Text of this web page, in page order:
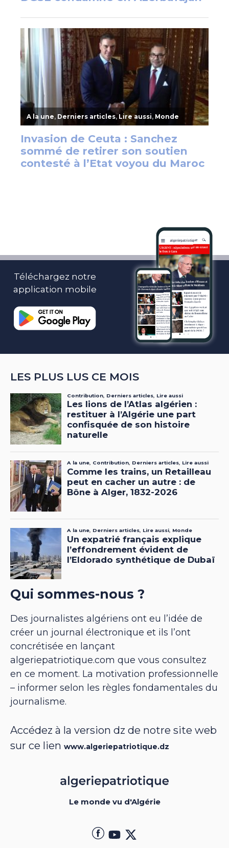
Téléchargez notre
application mobile
LES PLUS LUS CE MOIS
Qui sommes-nous ?
Des journalistes algériens ont eu l’idée de
créer un journal électronique et ils l’ont
concrétisée en lançant
algeriepatriotique.com que vous consultez
en ce moment. La motivation professionnelle
– informer selon les règles fondamentales du
journalisme.
Accédez à la version dz de notre site web
sur ce lien www.algeriepatriotique.dz
Le monde vu d'Algérie